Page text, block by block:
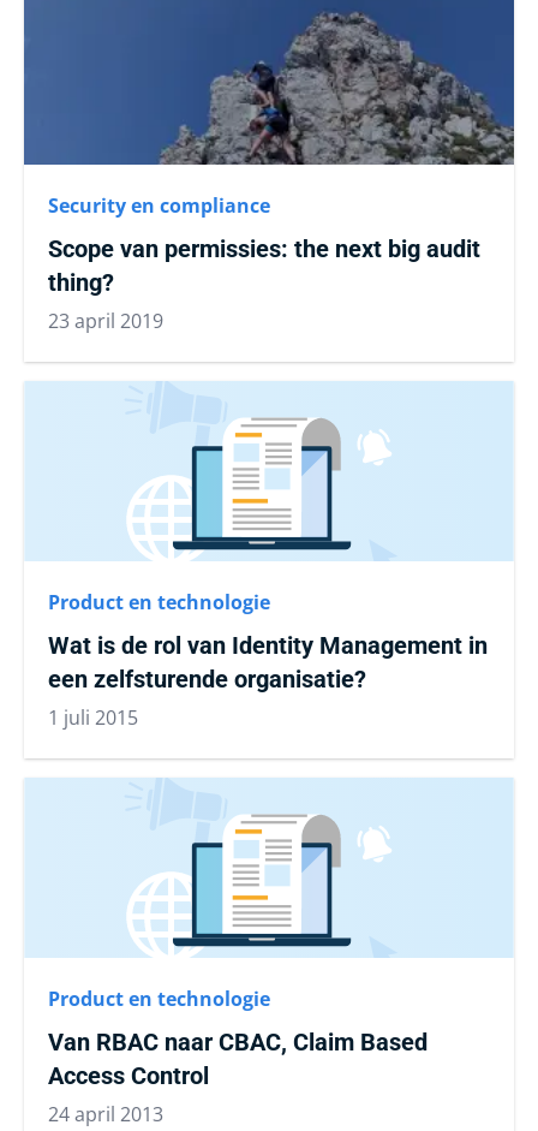
Security en compliance
Scope van permissies: the next big audit
thing?
23 april 2019
Product en technologie
Wat is de rol van Identity Management in
een zelfsturende organisatie?
1 juli 2015
Product en technologie
Van RBAC naar CBAC, Claim Based
Access Control
24 april 2013